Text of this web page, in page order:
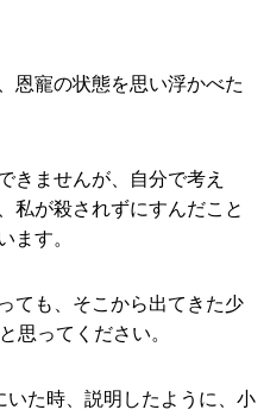
恩寵の状態を思い浮かべた
きませんが、自分で考え
私が殺されずにすんだこと
ます。
ても、そこから出てきた少
思ってください。
いた時、説明したように、小